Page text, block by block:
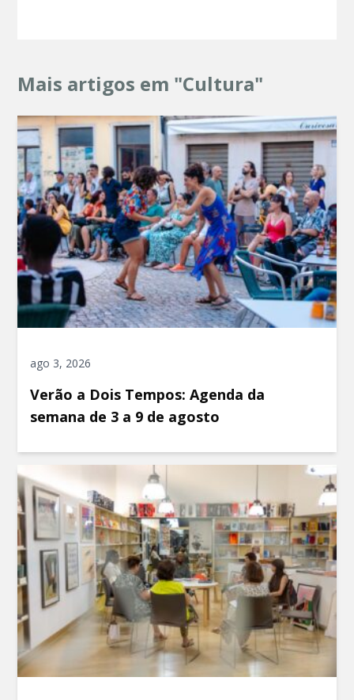
Mais artigos em "Cultura"
ago 3, 2026
Verão a Dois Tempos: Agenda da
semana de 3 a 9 de agosto